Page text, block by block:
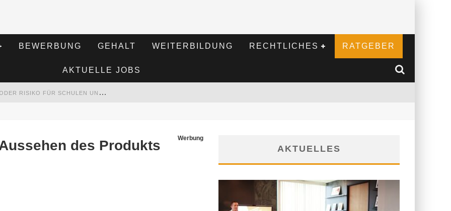
BEWERBUNG GEHALT WEITERBILDUNG RECHTLICHES RATGEBER
AKTUELLE JOBS
K
I IM BILDUNGSWESEN: REVOLUTION ODER RISIKO FÜR SCHULEN UND UNIVERSITÄTEN?
HAT
des Produkts
Werbung
AKTUELLES